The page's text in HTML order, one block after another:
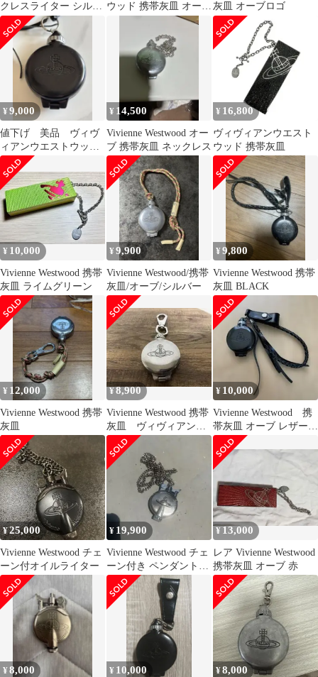
クレスライター シルバ
ー
ウッド 携帯灰皿 オーブ
シルバー カラビナ付
灰皿 オーブロゴ
¥9,000
値下げ 美品 ヴィヴ
ィアンウエストウッ
ド Vivienne Westwood
¥ 14,500
Vivienne Westwood オー
ブ 携帯灰皿 ネックレス
¥ 16,800
ヴィヴィアンウエスト
ウッド 携帯灰皿
¥ 10,000
Vivienne Westwood 携帯
灰皿 ライムグリーン
¥9,900
Vivienne Westwood/携帯
灰皿/オーブ/シルバー
¥9,800
Vivienne Westwood 携帯
灰皿 BLACK
¥ 12,000
Vivienne Westwood 携帯
灰皿
¥8,900
Vivienne Westwood 携帯
灰皿 ヴィヴィアンウ
エストウッド
¥ 10,000
Vivienne Westwood 携
帯灰皿 オーブ レザー編
み込み 黒
¥25,000
Vivienne Westwood チェ
ーン付オイルライター
¥ 19,900
Vivienne Westwood チェ
ーン付き ペンダントラ
イター 本体
¥ 13,000
レア Vivienne Westwood
携帯灰皿 オーブ 赤
¥8,000 ¥ 10,000 ¥8,000